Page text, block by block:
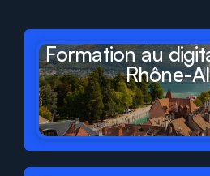
deFrance
Formation au
Rhône-